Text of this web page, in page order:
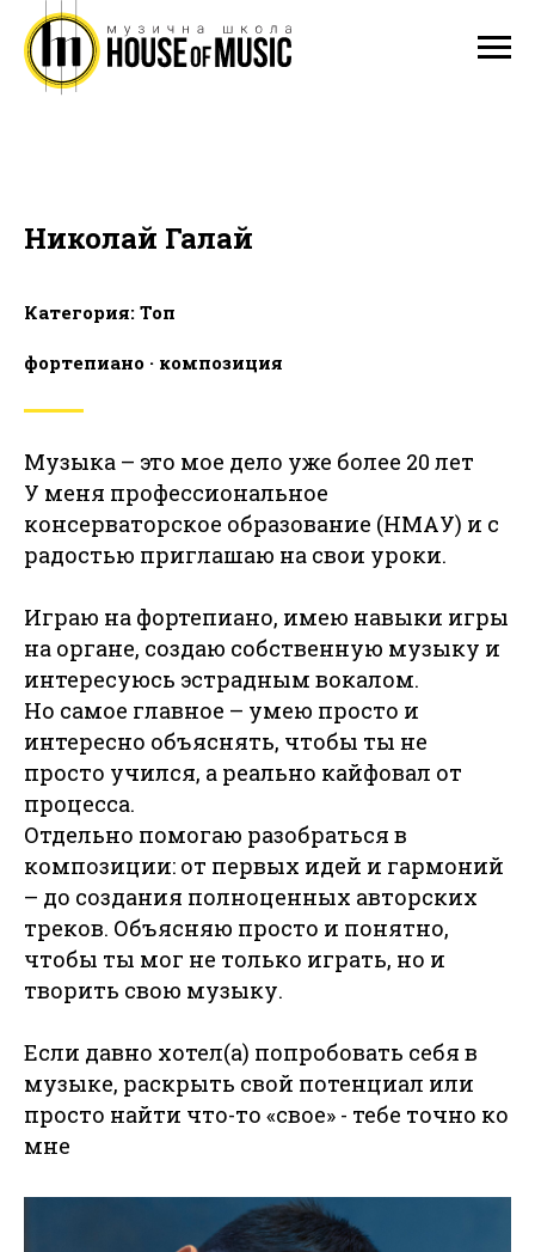
Николай Галай
Категория: Топ
фортепиано · композиция
Музыка – это мое дело уже более 20 лет
У меня профессиональное
консерваторское образование (НМАУ) и с
радостью приглашаю на свои уроки.
Играю на фортепиано, имею навыки игры
на органе, создаю собственную музыку и
интересуюсь эстрадным вокалом.
Но самое главное – умею просто и
интересно объяснять, чтобы ты не
просто учился, а реально кайфовал от
процесса.
Отдельно помогаю разобраться в
композиции: от первых идей и гармоний
– до создания полноценных авторских
треков. Объясняю просто и понятно,
чтобы ты мог не только играть, но и
творить свою музыку.
Если давно хотел(а) попробовать себя в
музыке, раскрыть свой потенциал или
просто найти что-то «свое» - тебе точно ко
мне